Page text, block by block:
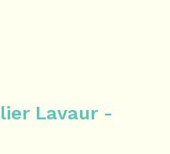
Lavaur -